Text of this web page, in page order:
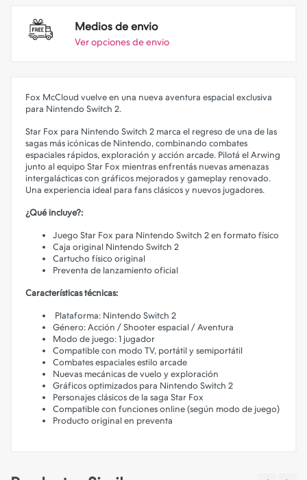
Medios de envio
Ver opciones de envio
Fox McCloud vuelve en una nueva aventura espacial exclusiva
para Nintendo Switch 2.
Star Fox para Nintendo Switch 2 marca el regreso de una de las
sagas más icónicas de Nintendo, combinando combates
espaciales rápidos, exploración y acción arcade. Pilotá el Arwing
junto al equipo Star Fox mientras enfrentás nuevas amenazas
intergalácticas con gráficos mejorados y gameplay renovado.
Una experiencia ideal para fans clásicos y nuevos jugadores.
¿Qué incluye?:
Juego Star Fox para Nintendo Switch 2 en formato físico
Caja original Nintendo Switch 2
Cartucho físico original
Preventa de lanzamiento oficial
Características técnicas:
Plataforma: Nintendo Switch 2
Género: Acción / Shooter espacial / Aventura
Modo de juego: 1 jugador
Compatible con modo TV, portátil y semiportátil
Combates espaciales estilo arcade
Nuevas mecánicas de vuelo y exploración
Gráficos optimizados para Nintendo Switch 2
Personajes clásicos de la saga Star Fox
Compatible con funciones online (según modo de juego)
Producto original en preventa